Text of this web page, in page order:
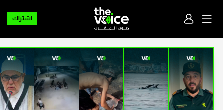
اشتراك